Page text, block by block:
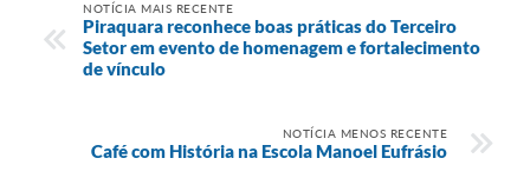
NOTÍCIA MAIS RECENTE
Piraquara reconhece boas práticas do Terceiro
Setor em evento de homenagem e fortalecimento
de vínculo
NOTÍCIA MENOS RECENTE
Café com História na Escola Manoel Eufrásio